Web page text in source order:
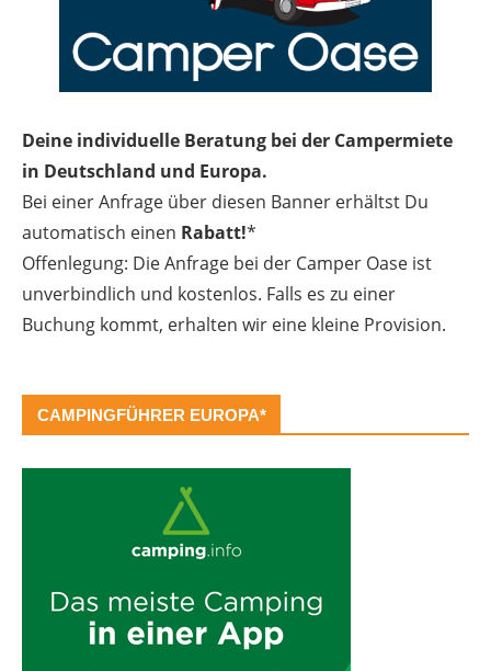
Deine individuelle Beratung bei der Campermiete
in Deutschland und Europa.
Bei einer Anfrage über diesen Banner erhältst Du
automatisch einen Rabatt!*
Offenlegung: Die Anfrage bei der Camper Oase ist
unverbindlich und kostenlos. Falls es zu einer
Buchung kommt, erhalten wir eine kleine Provision.
CAMPINGFÜHRER EUROPA*